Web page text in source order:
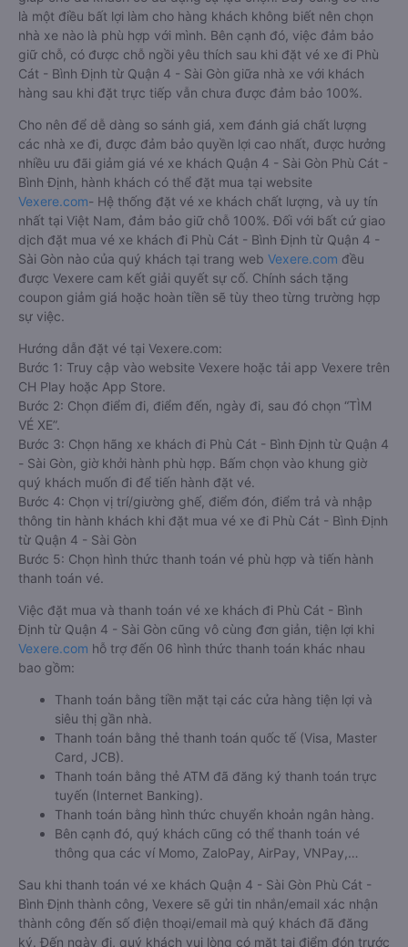
là một điều bất lợi làm cho hàng khách không biết nên chọn
nhà xe nào là phù hợp với mình. Bên cạnh đó, việc đảm bảo
giữ chỗ, có được chỗ ngồi yêu thích sau khi đặt vé xe đi Phù
Cát - Bình Định từ Quận 4 - Sài Gòn giữa nhà xe với khách
hàng sau khi đặt trực tiếp vẫn chưa được đảm bảo 100%.
Cho nên để dễ dàng so sánh giá, xem đánh giá chất lượng
các nhà xe đi, được đảm bảo quyền lợi cao nhất, được hưởng
nhiều ưu đãi giảm giá vé xe khách Quận 4 - Sài Gòn Phù Cát -
Bình Định, hành khách có thể đặt mua tại website
Vexere.com- Hệ thống đặt vé xe khách chất lượng, và uy tín
nhất tại Việt Nam, đảm bảo giữ chỗ 100%. Đối với bất cứ giao
dịch đặt mua vé xe khách đi Phù Cát - Bình Định từ Quận 4 -
Sài Gòn nào của quý khách tại trang web Vexere.com đều
được Vexere cam kết giải quyết sự cố. Chính sách tặng
coupon giảm giá hoặc hoàn tiền sẽ tùy theo từng trường hợp
sự việc.
Hướng dẫn đặt vé tại Vexere.com:
Bước 1: Truy cập vào website Vexere hoặc tải app Vexere trên
CH Play hoặc App Store.
Bước 2: Chọn điểm đi, điểm đến, ngày đi, sau đó chọn “TÌM
VÉ XE”.
Bước 3: Chọn hãng xe khách đi Phù Cát - Bình Định từ Quận 4
- Sài Gòn, giờ khởi hành phù hợp. Bấm chọn vào khung giờ
quý khách muốn đi để tiến hành đặt vé.
Bước 4: Chọn vị trí/giường ghế, điểm đón, điểm trả và nhập
thông tin hành khách khi đặt mua vé xe đi Phù Cát - Bình Định
từ Quận 4 - Sài Gòn
Bước 5: Chọn hình thức thanh toán vé phù hợp và tiến hành
thanh toán vé.
Việc đặt mua và thanh toán vé xe khách đi Phù Cát - Bình
Định từ Quận 4 - Sài Gòn cũng vô cùng đơn giản, tiện lợi khi
Vexere.com hỗ trợ đến 06 hình thức thanh toán khác nhau
bao gồm:
Thanh toán bằng tiền mặt tại các cửa hàng tiện lợi và
siêu thị gần nhà.
Thanh toán bằng thẻ thanh toán quốc tế (Visa, Master
Card, JCB).
Thanh toán bằng thẻ ATM đã đăng ký thanh toán trực
tuyến (Internet Banking).
Thanh toán bằng hình thức chuyển khoản ngân hàng.
Bên cạnh đó, quý khách cũng có thể thanh toán vé
thông qua các ví Momo, ZaloPay, AirPay, VNPay,…
Sau khi thanh toán vé xe khách Quận 4 - Sài Gòn Phù Cát -
Bình Định thành công, Vexere sẽ gửi tin nhắn/email xác nhận
thành công đến số điện thoại/email mà quý khách đã đăng
ký. Đến ngày đi, quý khách vui lòng có mặt tại điểm đón trước